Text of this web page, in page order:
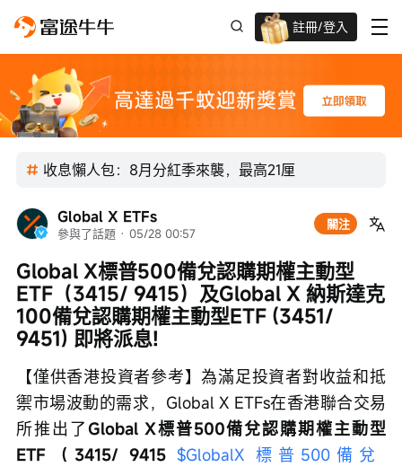
註冊/登入
迎新驚喜賞 股票/BTC等任你揀!
收息懶人包：8月分紅季來襲，最高21厘
Global X ETFs
參與了話題 · 05/28 00:57
關注
Global X標普500備兌認購期權主動型
ETF（3415/ 9415）及Global X 納斯達克
100備兌認購期權主動型ETF (3451/
9451) 即將派息!
【僅供香港投資者參考】為滿足投資者對收益和抵
禦市場波動的需求，Global X ETFs在香港聯合交易
所推出了Global X標普500備兌認購期權主動型
ETF（3415/ 9415 $GlobalX 標普500備兌